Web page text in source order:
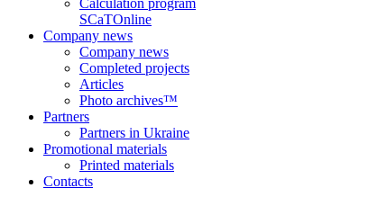
Calculation program
SCaTOnline
Company news
Company news
Completed projects
Articles
Photo archives™
Partners
Partners in Ukraine
Promotional materials
Printed materials
Contacts